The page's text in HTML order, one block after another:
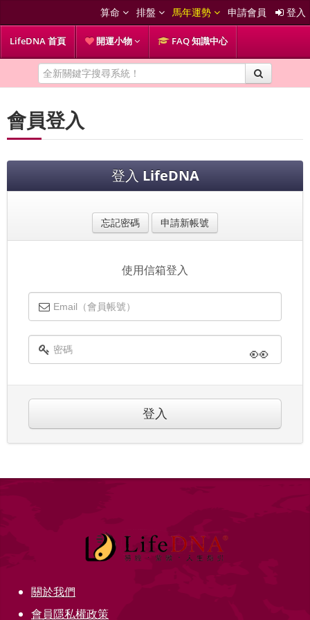
算命 排盤 馬年運勢 申請會員 登入
LifeDNA 首頁 開運小物 FAQ 知識中心
會員登入
登入 LifeDNA
忘記密碼 申請新帳號
使用信箱登入
👀
登入
關於我們
會員隱私權政策